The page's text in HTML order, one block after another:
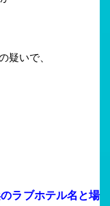
疑いで、
ラブホテル名と場